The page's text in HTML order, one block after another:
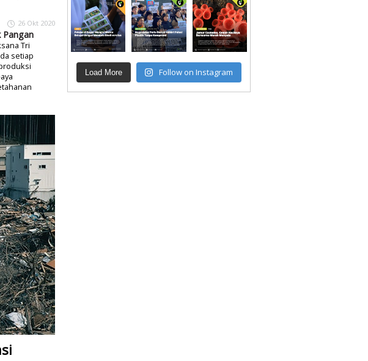
26 Okt 2020
Pangan
Tri
setiap
Load More Follow on Instagram